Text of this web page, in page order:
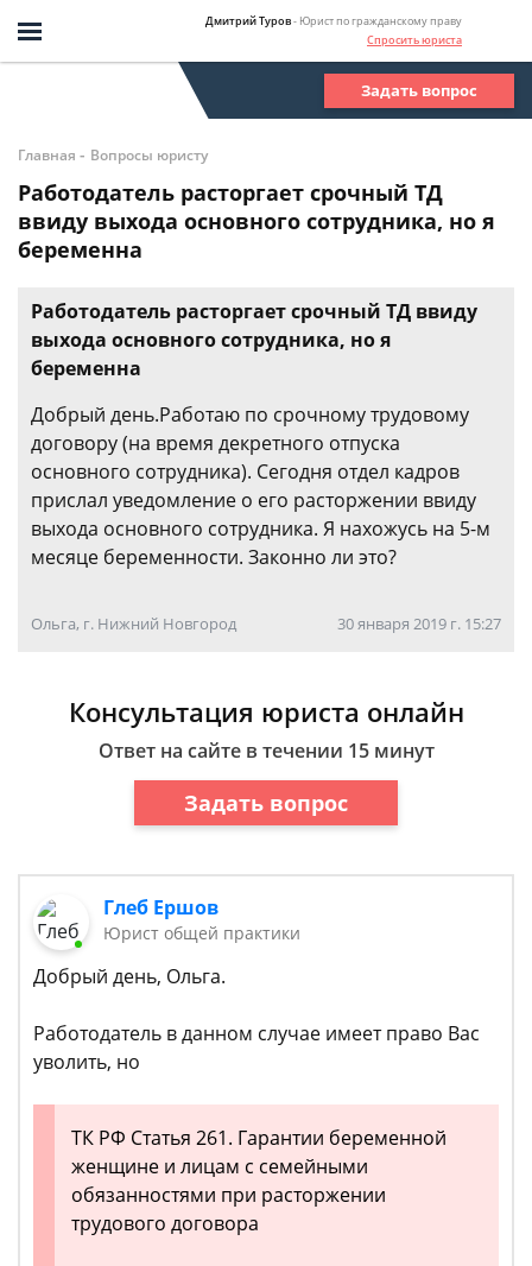
Дмитрий Туров- Юрист по гражданскому праву
Спросить юриста
Задать вопрос
Главная - Вопросы юристу
Работодатель расторгает срочный ТД
ввиду выхода основного сотрудника, но я
беременна
Работодатель расторгает срочный ТД ввиду
выхода основного сотрудника, но я
беременна
Добрый день.Работаю по срочному трудовому
договору (на время декретного отпуска
основного сотрудника). Сегодня отдел кадров
прислал уведомление о его расторжении ввиду
выхода основного сотрудника. Я нахожусь на 5-м
месяце беременности. Законно ли это?
Ольга, г. Нижний Новгород 30 января 2019 г. 15:27
Консультация юриста онлайн
Ответ на сайте в течении 15 минут
Задать вопрос
Глеб Ершов
Юрист общей практики
Добрый день, Ольга.
Работодатель в данном случае имеет право Вас
уволить, но
ТК РФ Статья 261. Гарантии беременной
женщине и лицам с семейными
обязанностями при расторжении
трудового договора